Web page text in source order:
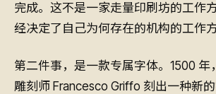
完成。这不是一家走量印刷坊的工作
经决定了自己为何存在的机构的工作方
第二件事，是一款专属字体。1500 年
雕刻师 Francesco Griffo 刻出一种新